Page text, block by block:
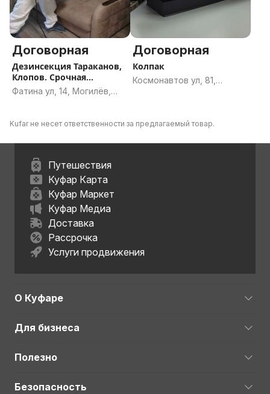
Договорная
Дезинсекция Тараканов,
Клопов. Срочная
обработка
Фатина ул, 14, Могилёв,
Договорная
Колпак
Космонавтов ул, 81,
Kufar не несет ответственности за предлагаемый товар.
Путешествия
Куфар Карта
Куфар Маркет
Куфар Медиа
Доставка
Рассрочка
Услуги продвижения
О Куфаре
Для бизнеса
Полезно
Безопасность